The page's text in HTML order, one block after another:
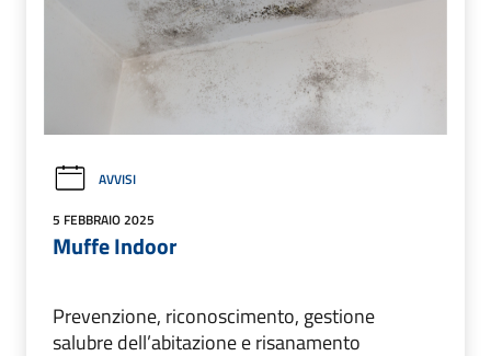
AVVISI
5 FEBBRAIO 2025
Muffe Indoor
Prevenzione, riconoscimento, gestione
salubre dell’abitazione e risanamento